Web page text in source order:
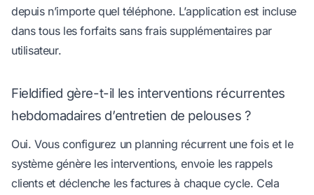
depuis n’importe quel téléphone. L’application est incluse
dans tous les forfaits sans frais supplémentaires par
utilisateur.
Fieldified gère-t-il les interventions récurrentes
hebdomadaires d’entretien de pelouses ?
Oui. Vous configurez un planning récurrent une fois et le
système génère les interventions, envoie les rappels
clients et déclenche les factures à chaque cycle. Cela